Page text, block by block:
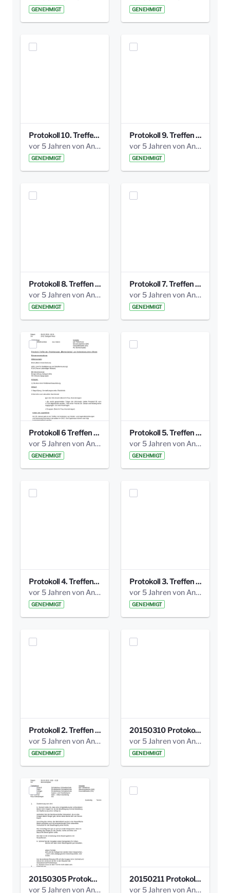
GENEHMIGT GENEHMIGT
Protokoll 10. Treffen 20150720 AG Bismarckplatz.pdf
vor 5 Jahren von Anni Schlumberger
GENEHMIGT
Protokoll 9. Treffen 20150528 AG Bismarckplatz.pdf
vor 5 Jahren von Anni Schlumberger
GENEHMIGT
Protokoll 8. Treffen 20150330 AG Bismarckplatz.pdf
vor 5 Jahren von Anni Schlumberger
GENEHMIGT
Protokoll 7. Treffen 20150308 AG Bismarckplatz.pdf
vor 5 Jahren von Anni Schlumberger
GENEHMIGT
Protokoll 6 Treffen 20150205 AG Bismarckplatz.pdf
vor 5 Jahren von Anni Schlumberger
GENEHMIGT
Protokoll 5. Treffen 20141208 AG Bismarkplatz.pdf
vor 5 Jahren von Anni Schlumberger
GENEHMIGT
Protokoll 4. Treffen_20141113 AG Bismarckplatz.pdf
vor 5 Jahren von Anni Schlumberger
GENEHMIGT
Protokoll 3. Treffen 20141016 AG Bismarckplatz.pdf
vor 5 Jahren von Anni Schlumberger
GENEHMIGT
Protokoll 2. Treffen 20140315 AG Bismarckplatz.pdf
vor 5 Jahren von Anni Schlumberger
GENEHMIGT
20150310 Protokoll Bismarckplatz_UrbanG_02.pdf
vor 5 Jahren von Anni Schlumberger
GENEHMIGT
20150305 Protokoll Bismarckplatz _UrbanG_01.pdf
vor 5 Jahren von Anni Schlumberger
20150211 Protokoll Bismarckplatz_Jugend_02b.pdf
vor 5 Jahren von Anni Schlumberger